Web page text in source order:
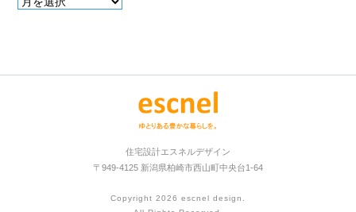
住宅設計エスネルデザイン
〒949-4125 新潟県柏崎市西山町中央台1-64
Copyright 2026 escnel design